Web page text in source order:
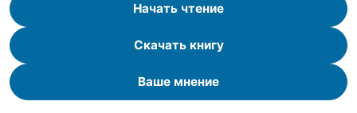
Начать чтение
Скачать книгу
Ваше мнение